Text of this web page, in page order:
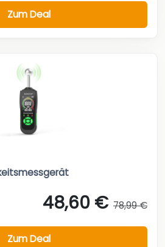
Zum Deal
48,60 € 78,99 €
Zum Deal